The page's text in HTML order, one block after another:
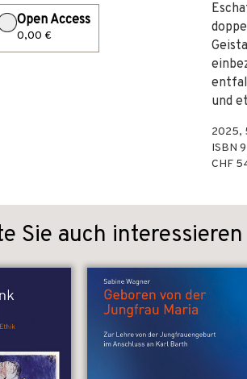
Open Access
0,00 €
und
2025,
ISBN
CHF
Sie auch interessieren